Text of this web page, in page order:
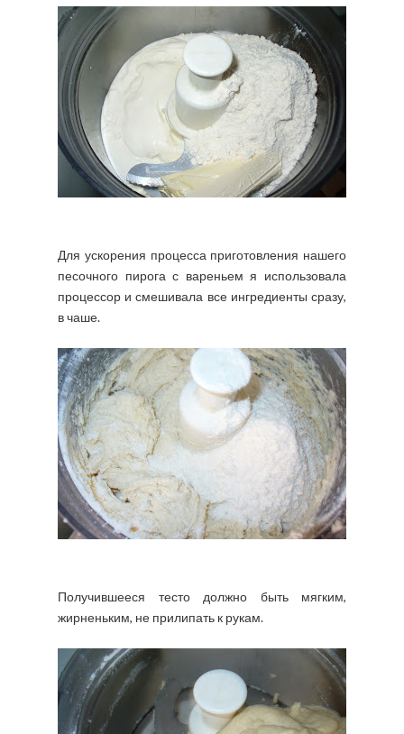
Для ускорения процесса приготовления нашего
песочного пирога с вареньем я использовала
процессор и смешивала все ингредиенты сразу,
в чаше.
Получившееся тесто должно быть мягким,
жирненьким, не прилипать к рукам.